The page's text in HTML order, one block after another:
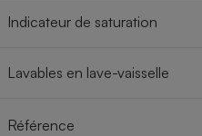
Indicateur de saturation
Lavables en lave-vaisselle
Référence